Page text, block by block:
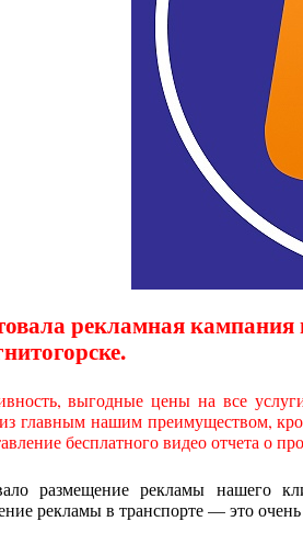
рекламная
выгодные цены на все
главным нашим преимуществом,
бесплатного видео отчета о
размещение рекламы нашего
рекламы в транспорте — это